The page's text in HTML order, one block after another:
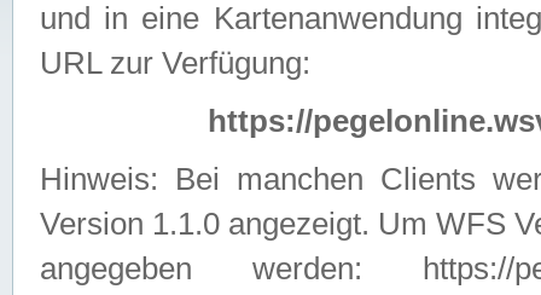
und in eine Kartenanwendung
URL zur Verfügung:
https://
Hinweis: Bei manchen Clients
Version 1.1.0 angezeigt. Um WFS
angegeben werden: https://